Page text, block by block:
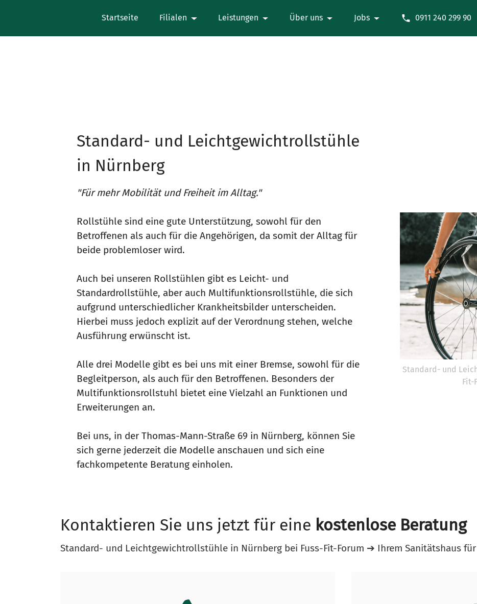
Startseite Filialen Leistungen Über uns Jobs 0911 240 299 90
Standard- und
Fit-
Standard- und Leichtgewichtrollstühle
in Nürnberg
"Für mehr Mobilität und Freiheit im Alltag."
Rollstühle sind eine gute Unterstützung, sowohl für den
Betroffenen als auch für die Angehörigen, da somit der Alltag für
beide problemloser wird.
Auch bei unseren Rollstühlen gibt es Leicht- und
Standardrollstühle, aber auch Multifunktionsrollstühle, die sich
aufgrund unterschiedlicher Krankheitsbilder unterscheiden.
Hierbei muss jedoch explizit auf der Verordnung stehen, welche
Ausführung erwünscht ist.
Alle drei Modelle gibt es bei uns mit einer Bremse, sowohl für die
Begleitperson, als auch für den Betroffenen. Besonders der
Multifunktionsrollstuhl bietet eine Vielzahl an Funktionen und
Erweiterungen an.
Bei uns, in der Thomas-Mann-Straße 69 in Nürnberg, können Sie
sich gerne jederzeit die Modelle anschauen und sich eine
fachkompetente Beratung einholen.
Kontaktieren Sie uns jetzt für eine kostenlose Beratung
Standard- und Leichtgewichtrollstühle in Nürnberg bei Fuss-Fit-Forum ➔ Ihrem Sanitätshaus